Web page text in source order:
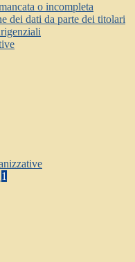
o incompleta
dei dati da parte dei titolari
1